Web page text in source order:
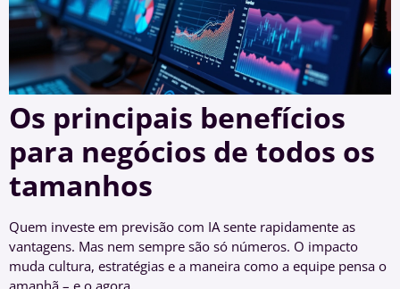
Os principais benefícios
para negócios de todos os
tamanhos
Quem investe em previsão com IA sente rapidamente as
vantagens. Mas nem sempre são só números. O impacto
muda cultura, estratégias e a maneira como a equipe pensa o
amanhã – e o agora.